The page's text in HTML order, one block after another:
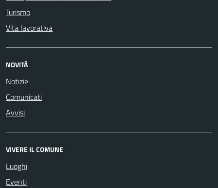
Turismo
Vita lavorativa
NOVITÀ
Notizie
Comunicati
Avvisi
VIVERE IL COMUNE
Luoghi
Eventi